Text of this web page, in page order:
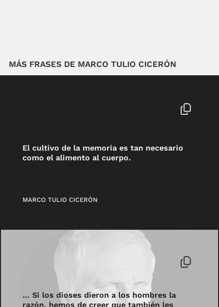
MÁS FRASES DE MARCO TULIO CICERÓN
El cultivo de la memoria es tan necesario
como el alimento al cuerpo.
MARCO TULIO CICERÓN
… Si los dioses dieron a los hombres la
razón, hemos de creer que también les